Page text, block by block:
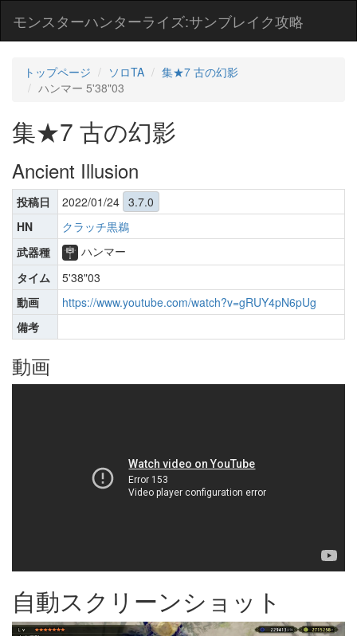
モンスターハンターライズ:サンブレイク攻略
トップページ ソロTA
集★7 古の幻影
ハンマー 5'38"03
集★7 古の幻影
Ancient Illusion
投稿日 2022/01/24 3.7.0
HN
クラッチ黒鵜
武器種
ハンマー
タイム
5'38"03
動画
https://www.youtube.com/watch?v=gRUY4pN6pUg
備考
動画
自動スクリーンショット